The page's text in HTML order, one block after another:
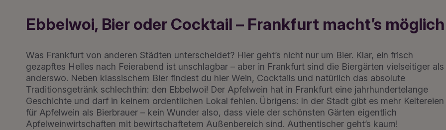
Ebbelwoi, Bier oder Cocktail – Frankfurt macht’s möglich
Was Frankfurt von anderen Städten unterscheidet? Hier geht’s nicht nur um Bier. Klar, ein frisch
gezapftes Helles nach Feierabend ist unschlagbar – aber in Frankfurt sind die Biergärten vielseitiger als
anderswo. Neben klassischem Bier findest du hier Wein, Cocktails und natürlich das absolute
Traditionsgetränk schlechthin: den Ebbelwoi! Der Apfelwein hat in Frankfurt eine jahrhundertelange
Geschichte und darf in keinem ordentlichen Lokal fehlen. Übrigens: In der Stadt gibt es mehr Keltereien
für Apfelwein als Bierbrauer – kein Wunder also, dass viele der schönsten Gärten eigentlich
Apfelweinwirtschaften mit bewirtschaftetem Außenbereich sind. Authentischer geht’s kaum!